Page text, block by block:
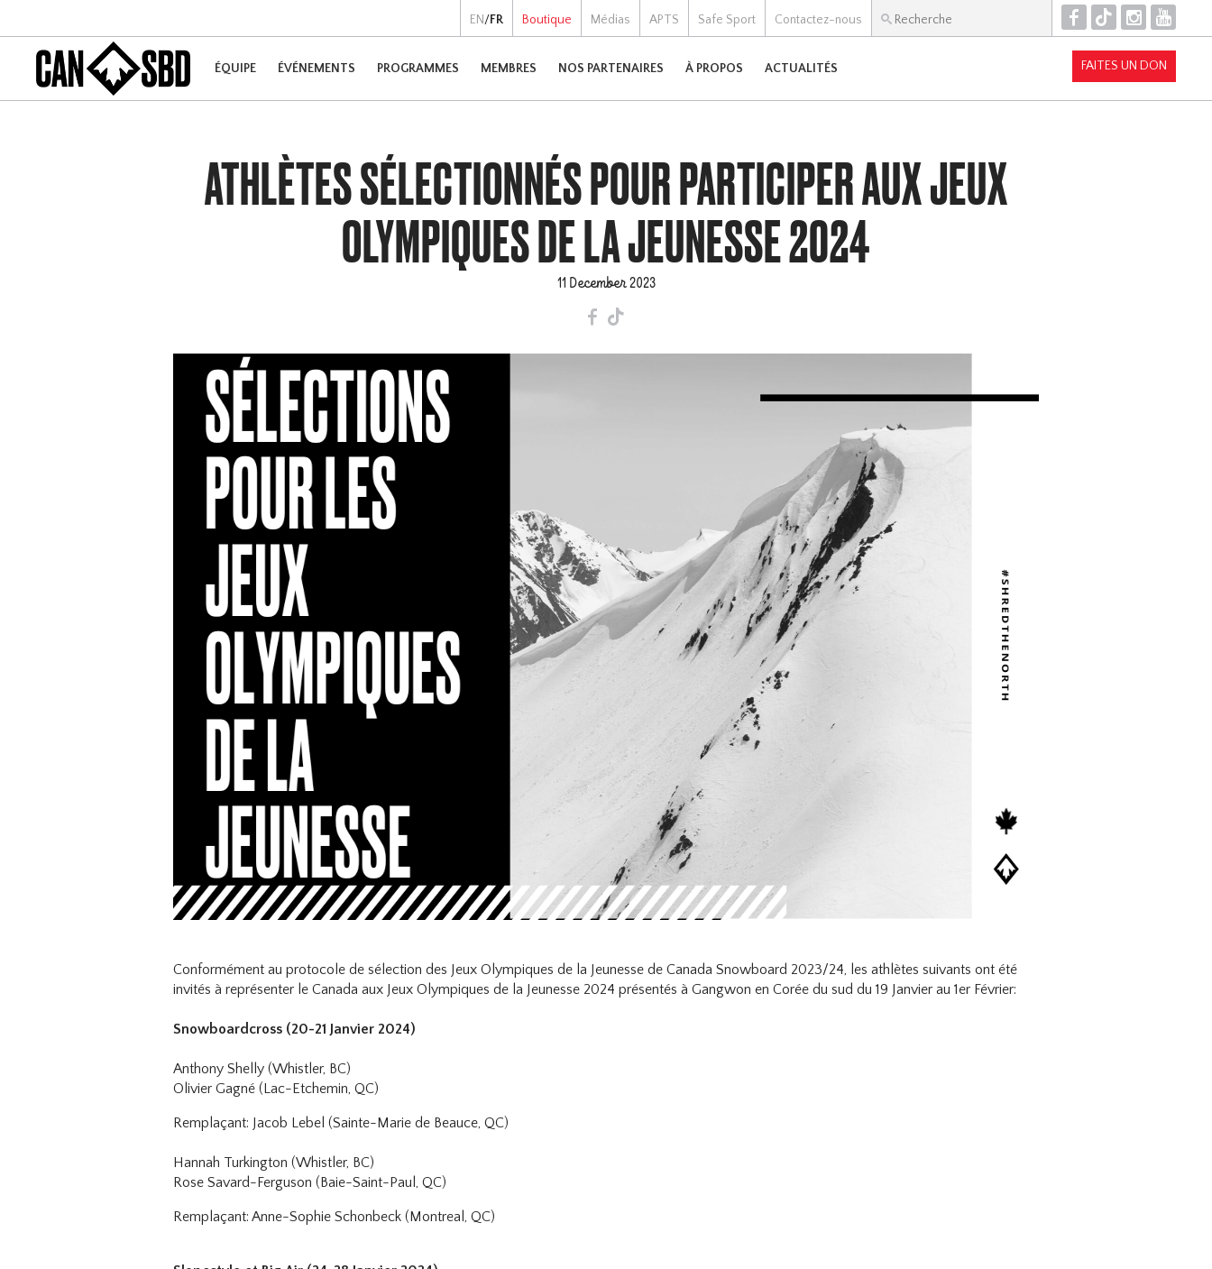
EN/FR Boutique Médias APTS Safe Sport Contactez-nous F T I Y
ÉQUIPE ÉVÉNEMENTS PROGRAMMES MEMBRES NOS PARTENAIRES À PROPOS ACTUALITÉS FAITES UN DON
ATHLÈTES SÉLECTIONNÉS POUR PARTICIPER AUX JEUX
OLYMPIQUES DE LA JEUNESSE 2024
11 December 2023
F T
Conformément au protocole de sélection des Jeux Olympiques de la Jeunesse de Canada Snowboard 2023/24, les athlètes suivants ont été
invités à représenter le Canada aux Jeux Olympiques de la Jeunesse 2024 présentés à Gangwon en Corée du sud du 19 Janvier au 1er Février:
Snowboardcross (20-21 Janvier 2024)
Anthony Shelly (Whistler, BC)
Olivier Gagné (Lac-Etchemin, QC)
Remplaçant: Jacob Lebel (Sainte-Marie de Beauce, QC)
Hannah Turkington (Whistler, BC)
Rose Savard-Ferguson (Baie-Saint-Paul, QC)
Remplaçant: Anne-Sophie Schonbeck (Montreal, QC)